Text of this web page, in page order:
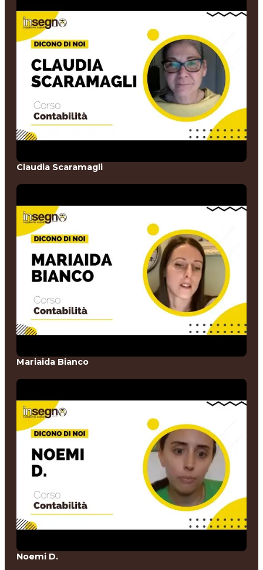
Claudia Scaramagli
Mariaida Bianco
Noemi D.